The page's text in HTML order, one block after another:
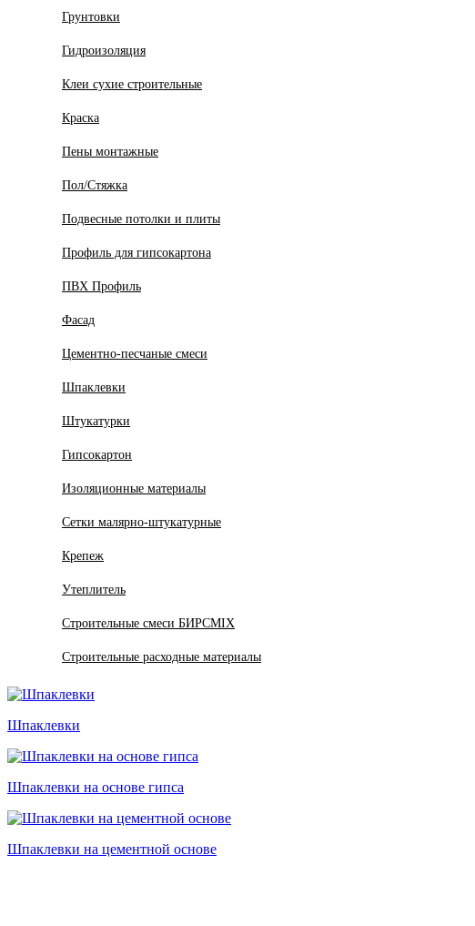
Грунтовки
Гидроизоляция
Клеи сухие строительные
Краска
Пены монтажные
Пол/Стяжка
Подвесные потолки и плиты
Профиль для гипсокартона
ПВХ Профиль
Фасад
Цементно-песчаные смеси
Шпаклевки
Штукатурки
Гипсокартон
Изоляционные материалы
Сетки малярно-штукатурные
Крепеж
Утеплитель
Строительные смеси БИРСMIX
Строительные расходные материалы
Шпаклевки
Шпаклевки на основе гипса
Шпаклевки на цементной основе